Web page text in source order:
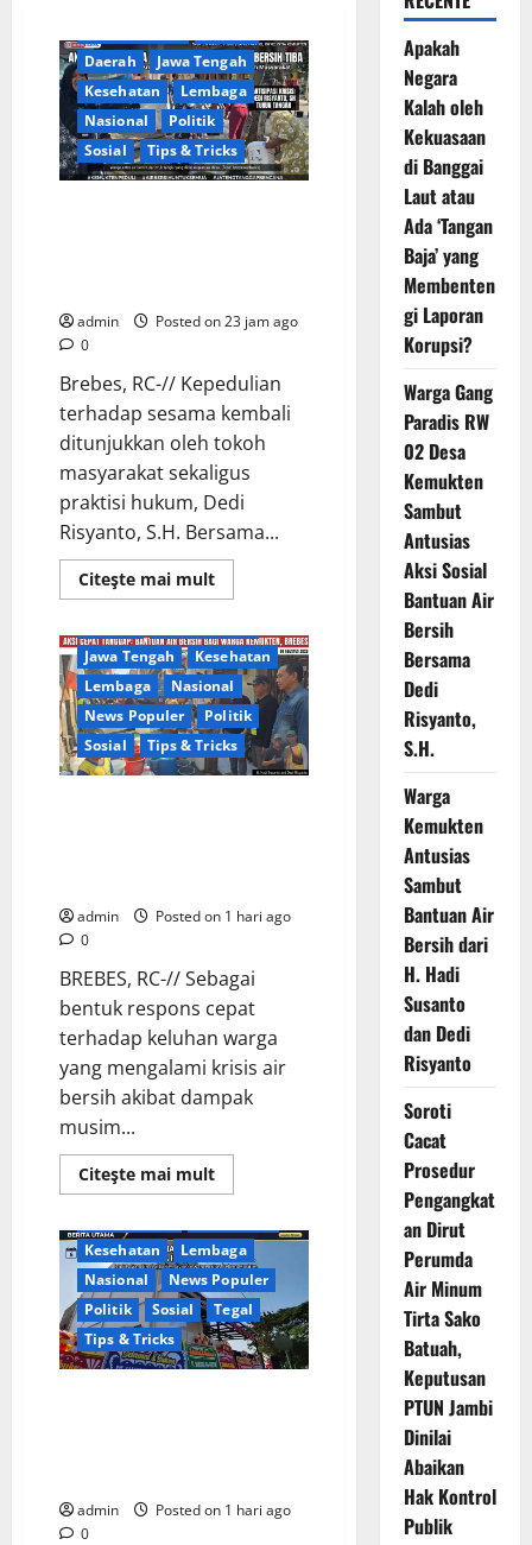
Daerah
Jawa Tengah
Kesehatan
Lembaga
Nasional
Politik
Sosial
Tips & Tricks
admin
Posted on 23 jam ago
0
​Brebes, RC-// Kepedulian
terhadap sesama kembali
ditunjukkan oleh tokoh
masyarakat sekaligus
praktisi hukum, Dedi
Risyanto, S.H. Bersama...
Citeşte mai multRead
more
Gang
Paradis
RW
02
Desa
Kemukten
Sambut
Antusias
Aksi
S.H.
Berita Terkini
Brebes
Jawa Tengah
Kesehatan
Lembaga
Nasional
News Populer
Politik
Sosial
Tips & Tricks
admin
Posted on 1 hari ago
0
BREBES, RC-// Sebagai
bentuk respons cepat
terhadap keluhan warga
yang mengalami krisis air
bersih akibat dampak
musim...
Citeşte mai multRead
more
Kemukten
Antusias
Sambut
Bantuan
Air
Bersih
dari
H.
Hadi
Berita Terkini
Business
Daerah
Ekonomi
Kesehatan
Lembaga
Nasional
News Populer
Politik
Sosial
Tegal
Tips & Tricks
admin
Posted on 1 hari ago
0
Apakah
Negara
Kalah oleh
Kekuasaan
di Banggai
Laut atau
Ada ‘Tangan
Baja’ yang
Membenten
gi Laporan
Korupsi?
Warga Gang
Paradis RW
02 Desa
Kemukten
Sambut
Antusias
Aksi Sosial
Bantuan Air
Bersih
Bersama
Dedi
Risyanto,
S.H.
Warga
Kemukten
Antusias
Sambut
Bantuan Air
Bersih dari
H. Hadi
Susanto
dan Dedi
Risyanto
Soroti
Cacat
Prosedur
Pengangkat
an Dirut
Perumda
Air Minum
Tirta Sako
Batuah,
Keputusan
PTUN Jambi
Dinilai
Abaikan
Hak Kontrol
Publik